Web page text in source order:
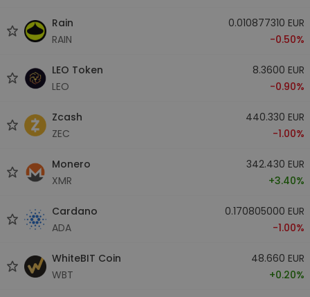
Rain
RAIN
0.010877310 EUR
-0.50%
LEO Token
LEO
8.3600 EUR
-0.90%
Zcash
ZEC
440.330 EUR
-1.00%
Monero
XMR
342.430 EUR
+3.40%
Cardano
ADA
0.170805000 EUR
-1.00%
WhiteBIT Coin
WBT
48.660 EUR
+0.20%